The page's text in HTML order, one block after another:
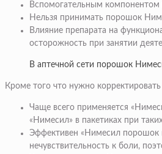
Вспомогательным компонентом
Нельзя принимать порошок
Влияние препарата на
осторожность при занятии
В аптечной сети порошок
Кроме того что нужно
Чаще всего применяется
«Нимесил» в пакетиках при
Эффективен «Нимесил порошок
нечувствительность к боли,